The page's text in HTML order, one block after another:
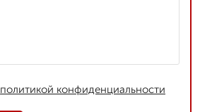
политикой конфиденциальности